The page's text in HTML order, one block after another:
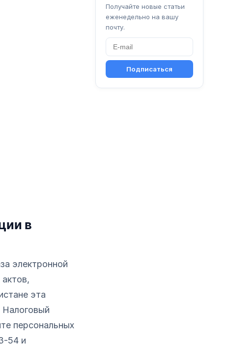
в
электронной
эта
Налоговый
персональных
54 и
Получайте новые статьи
еженедельно на вашу
почту.
Подписаться